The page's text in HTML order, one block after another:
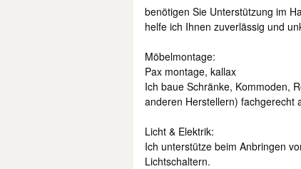
benötigen Sie Unterstützung im
helfe ich Ihnen zuverlässig und
Möbelmontage:
Pax montage, kallax
Ich baue Schränke, Kommoden,
anderen Herstellern) fachgerecht
Licht & Elektrik:
Ich unterstütze beim Anbringen
Lichtschaltern.